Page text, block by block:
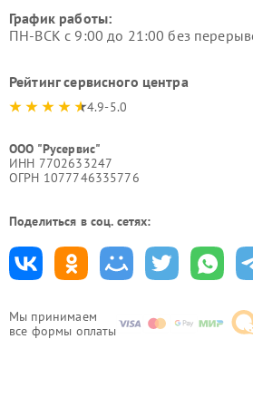
Мы принимаем
все формы оплаты
График работы:
ПН-ВСК с 9:00 до 21:00 без
Рейтинг сервисного центра
4.9-5.0
ООО "Русервис"
ИНН 7702633247
ОГРН 1077746335776
Поделиться в соц. сетях: